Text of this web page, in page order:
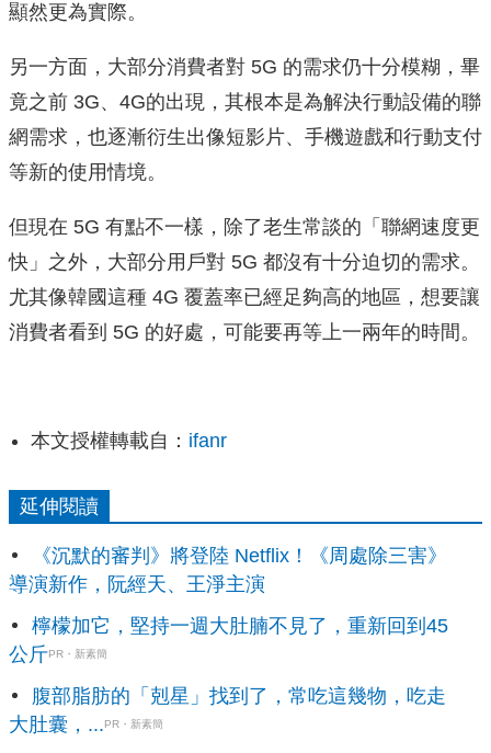
顯然更為實際。
另一方面，大部分消費者對 5G 的需求仍十分模糊，畢
竟之前 3G、4G的出現，其根本是為解決行動設備的聯
網需求，也逐漸衍生出像短影片、手機遊戲和行動支付
等新的使用情境。
但現在 5G 有點不一樣，除了老生常談的「聯網速度更
快」之外，大部分用戶對 5G 都沒有十分迫切的需求。
尤其像韓國這種 4G 覆蓋率已經足夠高的地區，想要讓
消費者看到 5G 的好處，可能要再等上一兩年的時間。
本文授權轉載自： ifanr
延伸閱讀
《沉默的審判》將登陸 Netflix！《周處除三害》
導演新作，阮經天、王淨主演
檸檬加它，堅持一週大肚腩不見了，重新回到45
公斤PR・新素簡
腹部脂肪的「剋星」找到了，常吃這幾物，吃走
大肚囊，...PR・新素簡